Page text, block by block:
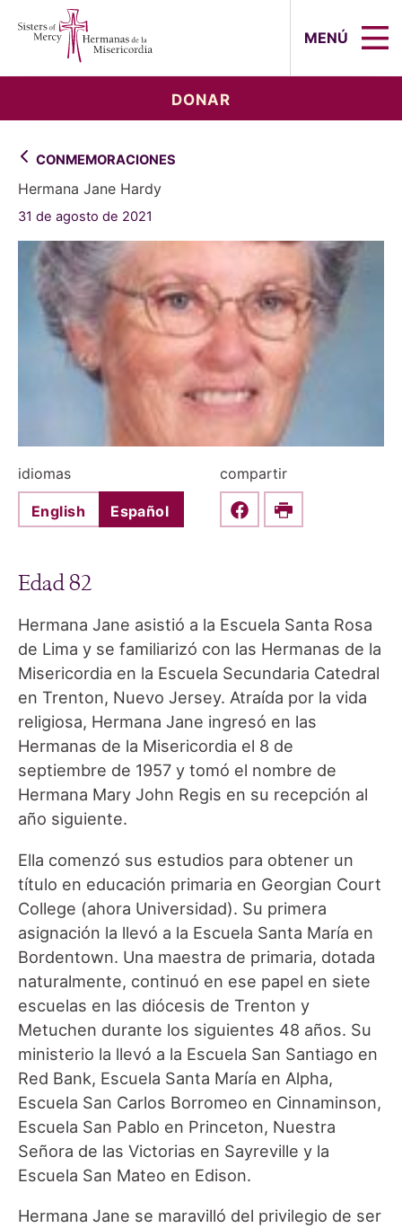
MENÚ
DONAR
CONMEMORACIONES
Hermana Jane Hardy
31 de agosto de 2021
idiomas
English Español
compartir
Share this on Facebook
Print
Edad 82
Hermana Jane asistió a la Escuela Santa Rosa
de Lima y se familiarizó con las Hermanas de la
Misericordia en la Escuela Secundaria Catedral
en Trenton, Nuevo Jersey. Atraída por la vida
religiosa, Hermana Jane ingresó en las
Hermanas de la Misericordia el 8 de
septiembre de 1957 y tomó el nombre de
Hermana Mary John Regis en su recepción al
año siguiente.
Ella comenzó sus estudios para obtener un
título en educación primaria en Georgian Court
College (ahora Universidad). Su primera
asignación la llevó a la Escuela Santa María en
Bordentown. Una maestra de primaria, dotada
naturalmente, continuó en ese papel en siete
escuelas en las diócesis de Trenton y
Metuchen durante los siguientes 48 años. Su
ministerio la llevó a la Escuela San Santiago en
Red Bank, Escuela Santa María en Alpha,
Escuela San Carlos Borromeo en Cinnaminson,
Escuela San Pablo en Princeton, Nuestra
Señora de las Victorias en Sayreville y la
Escuela San Mateo en Edison.
Hermana Jane se maravilló del privilegio de ser